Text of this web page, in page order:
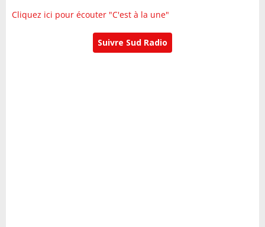
Cliquez ici pour écouter "C'est à la une"
Suivre Sud Radio